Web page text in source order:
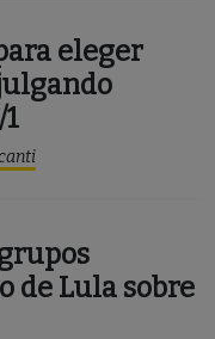
eleger
de Lula sobre